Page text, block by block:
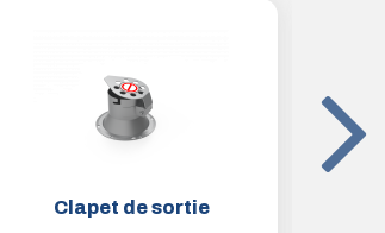
Clapet de sortie